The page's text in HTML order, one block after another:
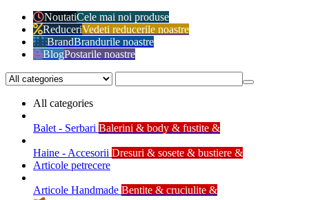
NoutatiCele mai noi produse
ReduceriVedeti reducerile noastre
BrandBrandurile noastre
BlogPostarile noastre
All categories
Balet - Serbari Balerini & body & fustite &
Haine - Accesorii Dresuri & sosete & bustiere &
Articole petrecere
Articole Handmade Bentite & cruciulite &